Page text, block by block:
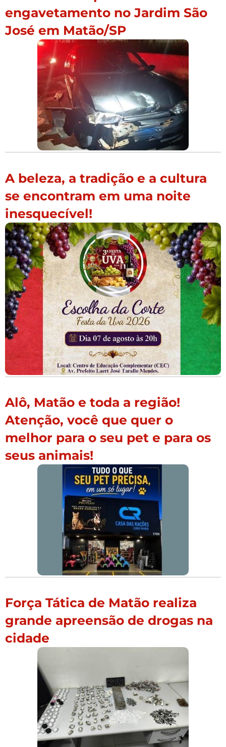
engavetamento no Jardim São
José em Matão/SP
A beleza, a tradição e a cultura
se encontram em uma noite
inesquecível!
Alô, Matão e toda a região!
Atenção, você que quer o
melhor para o seu pet e para os
seus animais!
Força Tática de Matão realiza
grande apreensão de drogas na
cidade